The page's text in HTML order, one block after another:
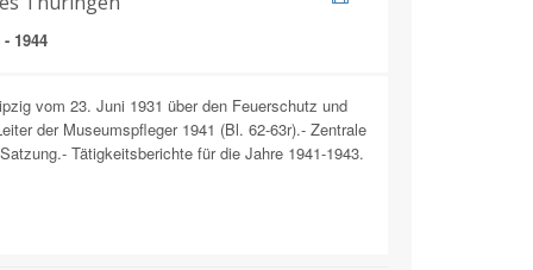
- 1944
vom 23. Juni 1931 über den Feuerschutz und
der Museumspfleger 1941 (Bl. 62-63r).- Zentrale
Tätigkeitsberichte für die Jahre 1941-1943.